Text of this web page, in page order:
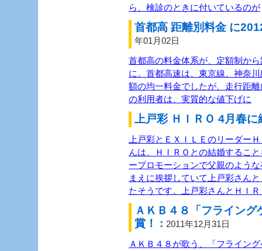
ら、検診のときに付いているのが
首都高 距離別料金 に
年01月02日
首都高の料金体系が、定額制か
に。首都高速は、東京線、神奈
額の均一料金でしたが、走行距
の利用者は、実質的な値下げに
上戸彩 ＨＩＲＯ 4月春
上戸彩とＥＸＩＬＥのリーダー
んは、ＨＩＲＯとの結婚するこ
ープロモーションで父親のよう
まえに挨拶していて上戸彩さん
たそうです。上戸彩さんとＨＩ
ＡＫＢ４８「フライン
賞！ : 2011年12月31日
ＡＫＢ４８が歌う、「フライン